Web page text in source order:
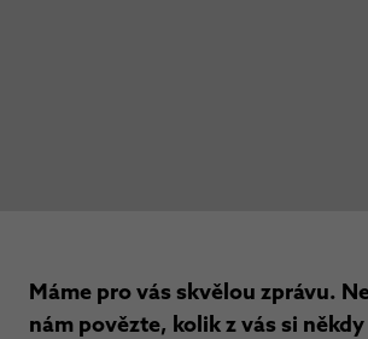
Máme pro vás skvělou zprávu.
nám povězte, kolik z vás si